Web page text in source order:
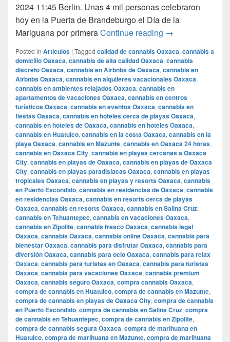
2024 11:45 Berlin. Unas 4 mil personas celebraron
hoy en la Puerta de Brandeburgo el Día de la
Mariguana por primeraContinue reading Miles celebran
→
Posted in Articulos | Tagged calidad de cannabis Oaxaca, cannabis a
domicilio Oaxaca, cannabis de alta calidad Oaxaca, cannabis
discreto Oaxaca, cannabis en Airbnbs de Oaxaca, cannabis en
Airbnbs Oaxaca, cannabis en alquileres vacacionales Oaxaca,
cannabis en ambientes relajados Oaxaca, cannabis en
apartamentos de vacaciones Oaxaca, cannabis en centros
turísticos Oaxaca, cannabis en eventos Oaxaca, cannabis en
fiestas Oaxaca, cannabis en hoteles cerca de playas Oaxaca,
cannabis en hoteles de Oaxaca, cannabis en hoteles Oaxaca,
cannabis en Huatulco, cannabis en la costa Oaxaca, cannabis en la
playa Oaxaca, cannabis en Mazunte, cannabis en Oaxaca 24 horas,
cannabis en Oaxaca City, cannabis en playas cercanas a Oaxaca
City, cannabis en playas de Oaxaca, cannabis en playas de Oaxaca
City, cannabis en playas paradisiacas Oaxaca, cannabis en playas
tropicales Oaxaca, cannabis en playas y resorts Oaxaca, cannabis
en Puerto Escondido, cannabis en residencias de Oaxaca, cannabis
en residencias Oaxaca, cannabis en resorts cerca de playas
Oaxaca, cannabis en resorts Oaxaca, cannabis en Salina Cruz,
cannabis en Tehuantepec, cannabis en vacaciones Oaxaca,
cannabis en Zipolite, cannabis fresco Oaxaca, cannabis legal
Oaxaca, cannabis Oaxaca, cannabis online Oaxaca, cannabis para
bienestar Oaxaca, cannabis para disfrutar Oaxaca, cannabis para
diversión Oaxaca, cannabis para ocio Oaxaca, cannabis para relax
Oaxaca, cannabis para turistas en Oaxaca, cannabis para turistas
Oaxaca, cannabis para vacaciones Oaxaca, cannabis premium
Oaxaca, cannabis seguro Oaxaca, compra cannabis Oaxaca,
compra de cannabis en Huatulco, compra de cannabis en Mazunte,
compra de cannabis en playas de Oaxaca City, compra de cannabis
en Puerto Escondido, compra de cannabis en Salina Cruz, compra
de cannabis en Tehuantepec, compra de cannabis en Zipolite,
compra de cannabis segura Oaxaca, compra de marihuana en
Huatulco, compra de marihuana en Mazunte, compra de marihuana